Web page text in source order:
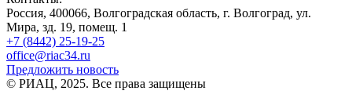
Россия, 400066, Волгоградская область, г. Волгоград, ул.
Мира, зд. 19, помещ. 1
+7 (8442) 25-19-25
office@riac34.ru
Предложить новость
© РИАЦ, 2025. Все права защищены